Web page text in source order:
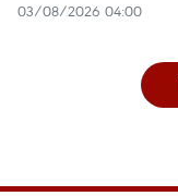
03/08/2026 04:00